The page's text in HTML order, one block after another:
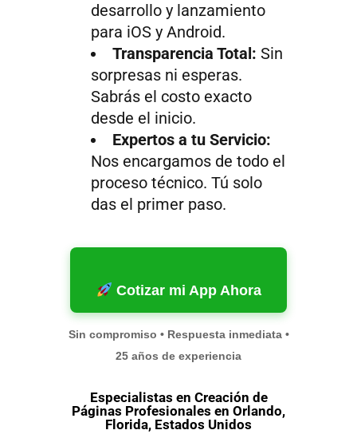
desarrollo y lanzamiento
para iOS y Android.
Transparencia Total: Sin
sorpresas ni esperas.
Sabrás el costo exacto
desde el inicio.
Expertos a tu Servicio:
Nos encargamos de todo el
proceso técnico. Tú solo
das el primer paso.
Cotizar mi App Ahora
Sin compromiso • Respuesta inmediata •
25 años de experiencia
Especialistas en Creación de
Páginas Profesionales en Orlando,
Florida, Estados Unidos